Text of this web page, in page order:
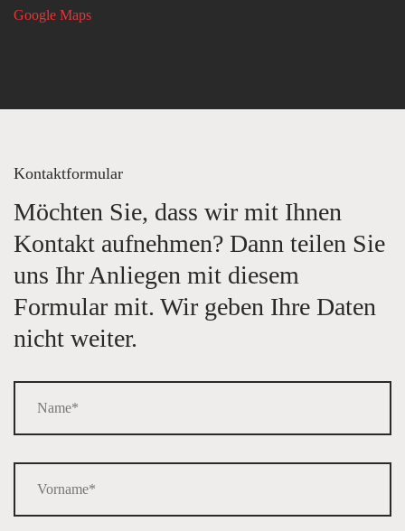
Google Maps
Kontaktformular
Möchten Sie, dass wir mit Ihnen
Kontakt aufnehmen? Dann teilen Sie
uns Ihr Anliegen mit diesem
Formular mit. Wir geben Ihre Daten
nicht weiter.